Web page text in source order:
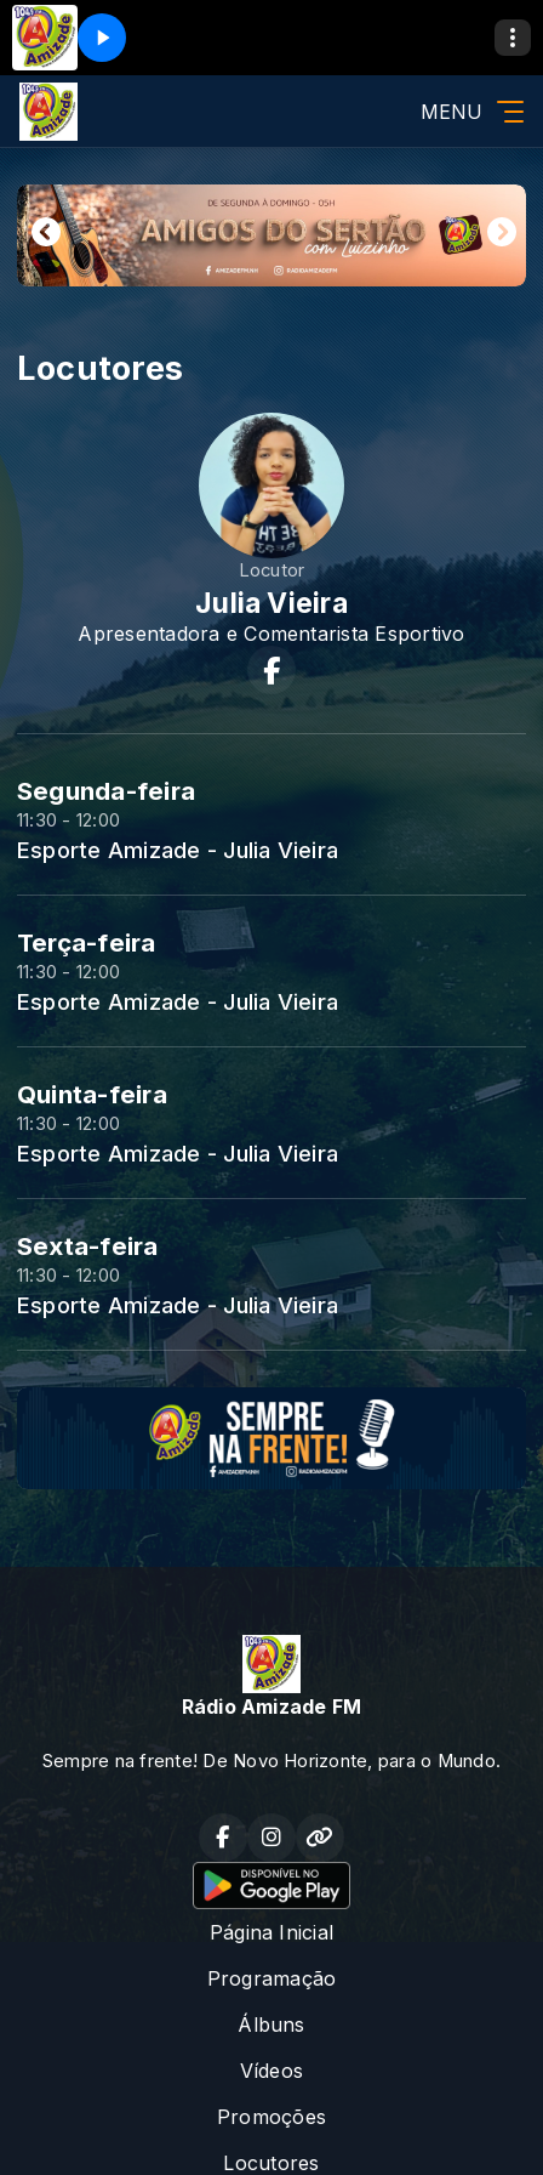
MENU
Locutores
Locutor
Julia Vieira
Apresentadora e Comentarista Esportivo
Segunda-feira
11:30 - 12:00
Esporte Amizade - Julia Vieira
Terça-feira
11:30 - 12:00
Esporte Amizade - Julia Vieira
Quinta-feira
11:30 - 12:00
Esporte Amizade - Julia Vieira
Sexta-feira
11:30 - 12:00
Esporte Amizade - Julia Vieira
Rádio Amizade FM
Sempre na frente! De Novo Horizonte, para o Mundo.
Página Inicial
Programação
Álbuns
Vídeos
Promoções
Locutores